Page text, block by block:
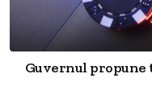
Guvernul propune